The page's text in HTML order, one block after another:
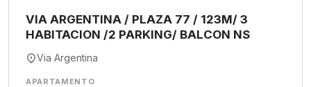
VIA ARGENTINA / PLAZA 77 / 123M/ 3
HABITACION /2 PARKING/ BALCON NS
Via Argentina
APARTAMENTO